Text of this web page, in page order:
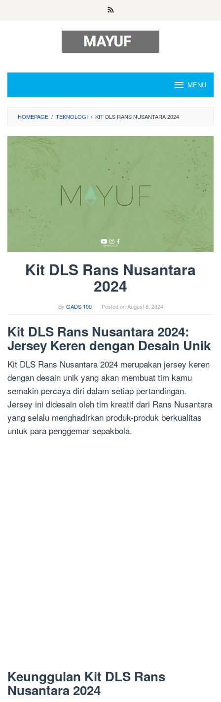
MENU
HOMEPAGE / TEKNOLOGI / KIT DLS RANS NUSANTARA 2024
Kit DLS Rans Nusantara
2024
By GADS 100 Posted onAugust 8, 2024
Kit DLS Rans Nusantara 2024:
Jersey Keren dengan Desain Unik
Kit DLS Rans Nusantara 2024 merupakan jersey keren
dengan desain unik yang akan membuat tim kamu
semakin percaya diri dalam setiap pertandingan.
Jersey ini didesain oleh tim kreatif dari Rans Nusantara
yang selalu menghadirkan produk-produk berkualitas
untuk para penggemar sepakbola.
Keunggulan Kit DLS Rans
Nusantara 2024